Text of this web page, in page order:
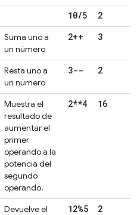
10/5
2
Suma uno a
un número
2++ 3
Resta uno a
un número
3-- 2
Muestra el
resultado de
aumentar el
primer
operando a la
potencia del
segundo
operando.
2**4 16
Devuelve el
12%5 2